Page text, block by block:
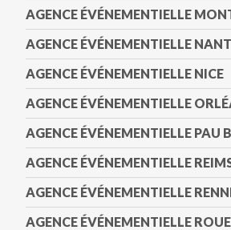
AGENCE ÉVÉNEMENTIELLE
AGENCE ÉVÉNEMENTIELLE
AGENCE ÉVÉNEMENTIELLE NICE
AGENCE ÉVÉNEMENTIELLE
AGENCE ÉVÉNEMENTIELLE PAU
AGENCE ÉVÉNEMENTIELLE
AGENCE ÉVÉNEMENTIELLE
AGENCE ÉVÉNEMENTIELLE